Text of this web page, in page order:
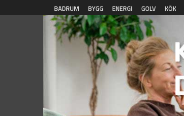
Hoppa till huvudinnehåll
BADRUM BYGG ENERGI GOLV KÖK